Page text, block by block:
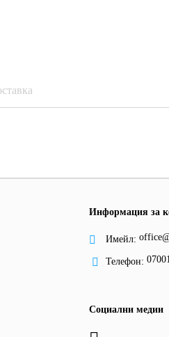
Информация за
Имейл:
Телефон:
Социални медии